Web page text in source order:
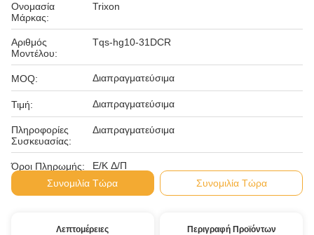
Ονομασία
Μάρκας:
Trixon
Αριθμός
Μοντέλου:
Tqs-hg10-31DCR
MOQ: Διαπραγματεύσιμα
Τιμή: Διαπραγματεύσιμα
Πληροφορίες
Συσκευασίας:
Διαπραγματεύσιμα
Όροι Πληρωμής:
Ε/Κ Δ/Π
Συνομιλία Τώρα
Συνομιλία Τώρα
Λεπτομέρειες Περιγραφή Προϊόντων